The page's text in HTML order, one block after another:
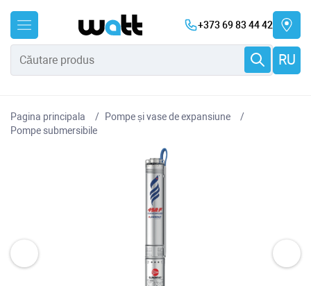
+373 69 83 44 42
RU
Pagina principala
Pompe și vase de expansiune
Pompe submersibile